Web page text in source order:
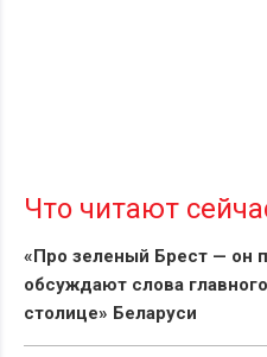
Что читают
«Про зеленый Брест — он
обсуждают слова
столице» Беларуси